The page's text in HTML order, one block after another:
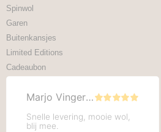
Spinwol
Garen
Buitenkansjes
Limited Editions
Cadeaubon